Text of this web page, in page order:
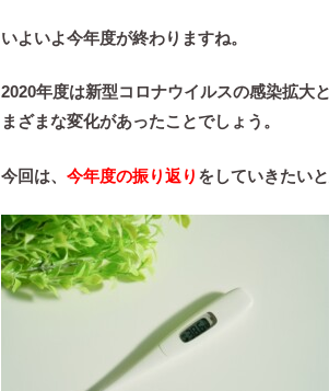
いよいよ今年度が終わりますね。
2020年度は新型コロナウイルスの感染拡大
まざまな変化があったことでしょう。
今回は、 今年度の振り返り をしていきたいと